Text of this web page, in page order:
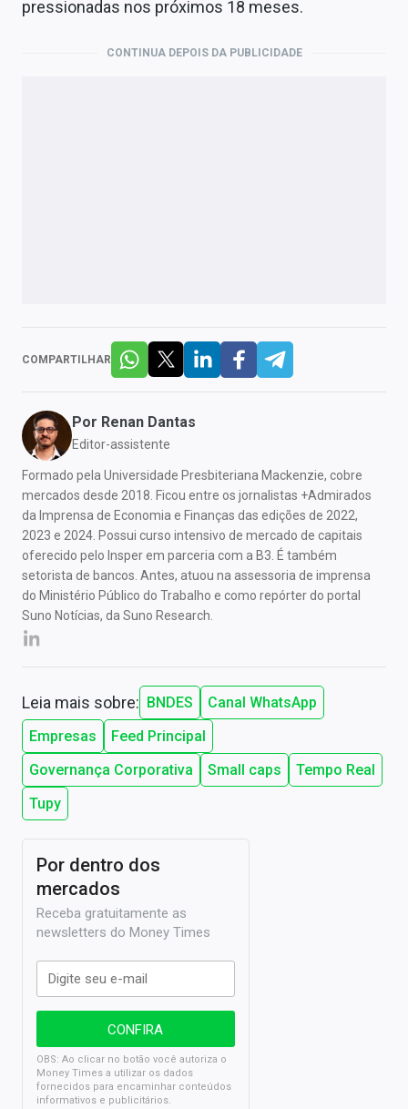
pressionadas nos próximos 18 meses.
CONTINUA DEPOIS DA PUBLICIDADE
COMPARTILHAR
Por Renan Dantas
Editor-assistente
Formado pela Universidade Presbiteriana Mackenzie, cobre
mercados desde 2018. Ficou entre os jornalistas +Admirados
da Imprensa de Economia e Finanças das edições de 2022,
2023 e 2024. Possui curso intensivo de mercado de capitais
oferecido pelo Insper em parceria com a B3. É também
setorista de bancos. Antes, atuou na assessoria de imprensa
do Ministério Público do Trabalho e como repórter do portal
Suno Notícias, da Suno Research.
Leia mais sobre: BNDES
Canal WhatsApp
Empresas
Feed Principal
Governança Corporativa
Small caps
Tempo Real
Tupy
Por dentro dos
mercados
Receba gratuitamente as
newsletters do Money Times
OBS: Ao clicar no botão você autoriza o
Money Times a utilizar os dados
fornecidos para encaminhar conteúdos
informativos e publicitários.